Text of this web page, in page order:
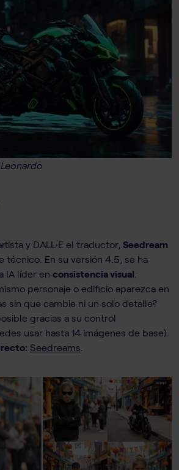
y DALL·E el traductor, Seedream
técnico. En su versión 4.5, se ha
IA líder en consistencia visual
personaje o edificio aparezca en
sin que cambie ni un solo detalle?
gracias a su control
usar hasta 14 imágenes de base).
Seedreams